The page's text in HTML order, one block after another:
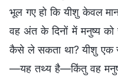
भूल गए हो कि यीशु केवल
वह अंत के दिनों में मनुष्य को
कैसे ले सकता था? यीशु एक
—यह तथ्य है—किंतु वह